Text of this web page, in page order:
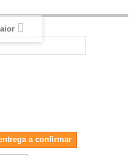
a confirmar